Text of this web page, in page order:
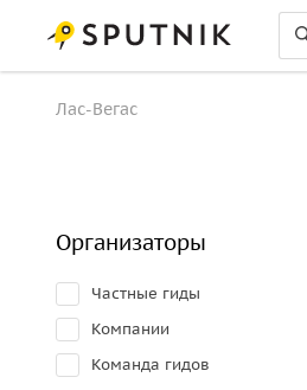
Лас-Вегас
Организаторы
Частные гиды
Компании
Команда гидов